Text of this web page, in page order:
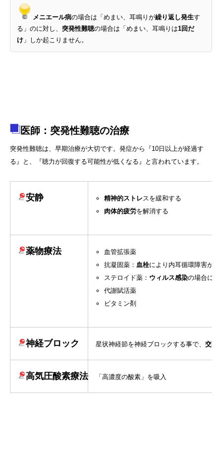
メニエール病の場合は「めまい、耳鳴りが繰り返し発生す
る」のに対し、 突発性難聴の場合は「めまい、耳鳴りは1回だ
け 」しか起こりません。
医師：突発性難聴の治療
突発性難聴は、早期治療が大切です。発症から『10日以上が経過す
る』と、『聴力が回復する可能性が低くなる』と言われています。
安静 精神的ストレ スを緩和する
肉体的疲労を解消する
薬物療法
血管拡張薬
抗凝固薬： 血栓により内耳循環障害が
ステロイド薬： ウィルス感染の場合に有
代謝賦活薬
ビタミン剤
神経ブロック 星状神経節を神経ブロックする事で、 交感
高気圧酸素療法 「高濃度の酸素」を吸入